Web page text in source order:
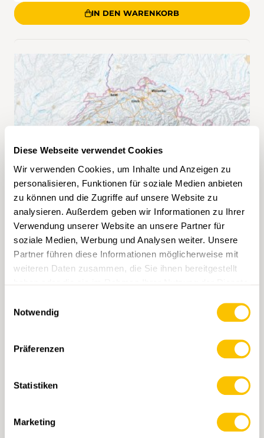
Diese Webseite verwendet Cookies
Wir verwenden Cookies, um Inhalte und Anzeigen zu
personalisieren, Funktionen für soziale Medien anbieten
zu können und die Zugriffe auf unsere Website zu
analysieren. Außerdem geben wir Informationen zu Ihrer
Verwendung unserer Website an unsere Partner für
soziale Medien, Werbung und Analysen weiter. Unsere
Partner führen diese Informationen möglicherweise mit
weiteren Daten zusammen, die Sie ihnen bereitgestellt
Notwendig
Präferenzen
Statistiken
Marketing
IN DEN WARENKORB
ARTIKELNUMMER
5005
JAHR
2024
150000
HERAUSGEBER
Bundesamt für